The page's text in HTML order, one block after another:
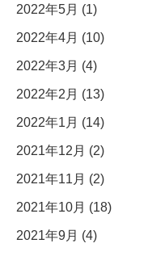
2022年5月 (1)
2022年4月 (10)
2022年3月 (4)
2022年2月 (13)
2022年1月 (14)
2021年12月 (2)
2021年11月 (2)
2021年10月 (18)
2021年9月 (4)